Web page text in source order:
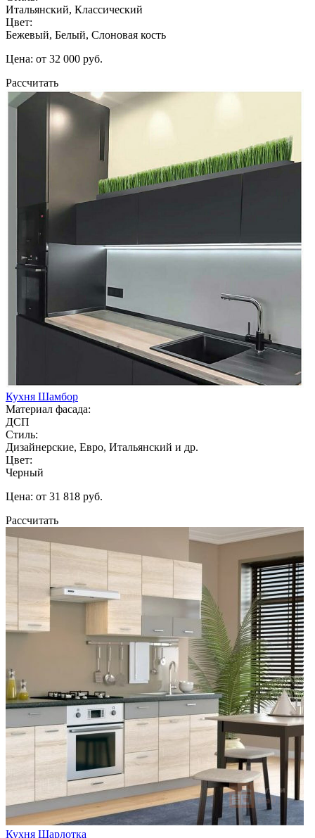
Итальянский, Классический
Цвет:
Бежевый, Белый, Слоновая кость
Цена: от 32 000 руб.
Рассчитать
Кухня Шамбор
Материал фасада:
ДСП
Стиль:
Дизайнерские, Евро, Итальянский и др.
Цвет:
Черный
Цена: от 31 818 руб.
Рассчитать
Кухня Шарлотка